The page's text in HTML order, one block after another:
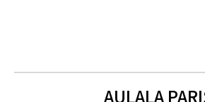
AULALA